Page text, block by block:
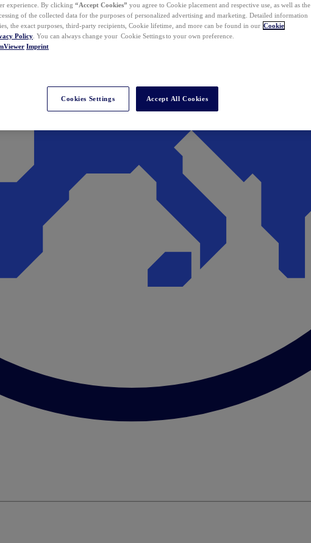
experience. By clicking “Accept Cookies” you agree to Cookie placement and respective use, as well as the
of the collected data for the purposes of personalized advertising and marketing. Detailed information
the exact purposes, third-party recipients, Cookie lifetime, and more can be found in our Cookie
Policy . You can always change your Cookie Settings to your own preference.
Imprint
Cookies Settings Accept All Cookies